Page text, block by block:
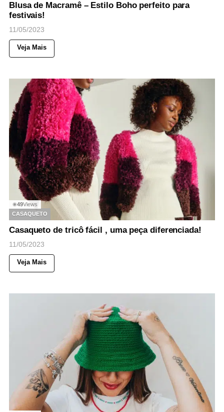
Blusa de Macramê – Estilo Boho perfeito para
festivais!
11/05/2023
Veja Mais
◉49Views
CASAQUETO
Casaqueto de tricô fácil , uma peça diferenciada!
11/05/2023
Veja Mais